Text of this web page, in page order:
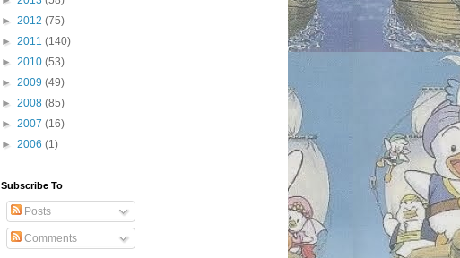
► 2012 (75)
► 2011 (140)
► 2010 (53)
► 2009 (49)
► 2008 (85)
► 2007 (16)
► 2006 (1)
Subscribe To
Posts
Comments